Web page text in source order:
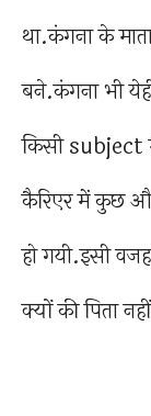
था.कंगना के
बने.कंगना भी
किसी subject
कैरिएर में कुछ
हो गयी.इसी
क्यों की पिता